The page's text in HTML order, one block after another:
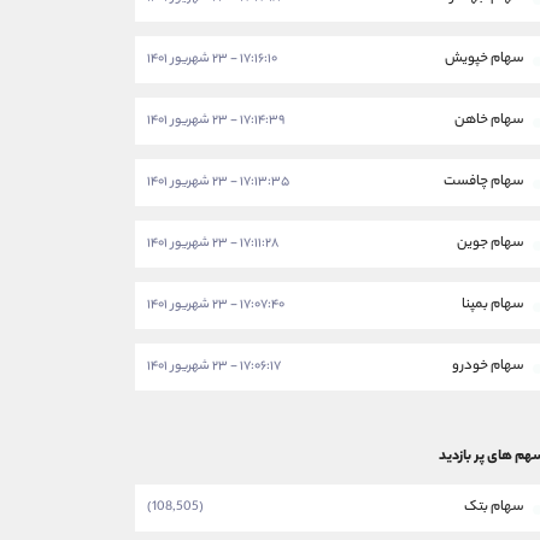
سهام خپویش ۱۷:۱۶:۱۰ - ۲۳ شهریور ۱۴۰۱
سهام خاهن ۱۷:۱۴:۳۹ - ۲۳ شهریور ۱۴۰۱
سهام چافست ۱۷:۱۳:۳۵ - ۲۳ شهریور ۱۴۰۱
سهام جوین ۱۷:۱۱:۲۸ - ۲۳ شهریور ۱۴۰۱
سهام بمپنا ۱۷:۰۷:۴۰ - ۲۳ شهریور ۱۴۰۱
سهام خودرو ۱۷:۰۶:۱۷ - ۲۳ شهریور ۱۴۰۱
های پر بازدید
سهام بتک (108,505)